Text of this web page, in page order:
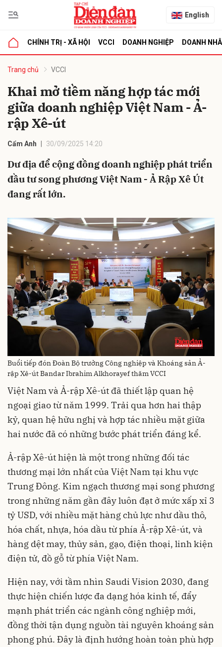
English
CHÍNH TRỊ - XÃ HỘI VCCI DOANH NGHIỆP DOANH
Trang chủ VCCI
Khai mở tiềm năng hợp tác mới
giữa doanh nghiệp Việt Nam - Ả-
rập Xê-út
Cẩm Anh 30/09/2025 14:20
Dư địa để cộng đồng doanh nghiệp phát triển
đầu tư song phương Việt Nam - Ả Rập Xê Út
đang rất lớn.
Buổi tiếp đón Đoàn Bộ trưởng Công nghiệp và Khoáng sản Ả-
rập Xê-út Bandar Ibrahim Alkhorayef thăm VCCI
Việt Nam và Ả-rập Xê-út đã thiết lập quan hệ
ngoại giao từ năm 1999. Trải qua hơn hai thập
kỷ, quan hệ hữu nghị và hợp tác nhiều mặt giữa
hai nước đã có những bước phát triển đáng kể.
Ả-rập Xê-út hiện là một trong những đối tác
thương mại lớn nhất của Việt Nam tại khu vực
Trung Đông. Kim ngạch thương mại song phương
trong những năm gần đây luôn đạt ở mức xấp xỉ 3
tỷ USD, với nhiều mặt hàng chủ lực như dầu thô,
hóa chất, nhựa, hóa dầu từ phía Ả-rập Xê-út, và
hàng dệt may, thủy sản, gạo, điện thoại, linh kiện
điện tử, đồ gỗ từ phía Việt Nam.
Hiện nay, với tầm nhìn Saudi Vision 2030, đang
thực hiện chiến lược đa dạng hóa kinh tế, đẩy
mạnh phát triển các ngành công nghiệp mới,
đồng thời tận dụng nguồn tài nguyên khoáng sản
phong phú. Đây là định hướng hoàn toàn phù hợp
luận
Hủy